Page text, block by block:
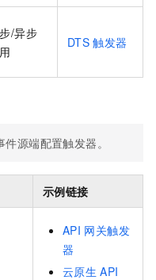
/异步
DTS 触发器
源端配置触发器。
示例链接
API 网关触发
器
云原生 API